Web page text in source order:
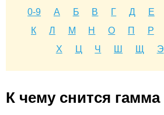
0-9 А Б В Г Д Е
К
Л М Н О П Р
Х
Ц Ч Ш Щ Э
К чему снится гамма